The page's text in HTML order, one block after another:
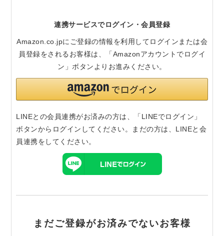
連携サービスでログイン・会員登録
Amazon.co.jpにご登録の情報を利用してログインまたは会
員登録をされるお客様は、「Amazonアカウントでログイ
ン」ボタンよりお進みください。
LINEとの会員連携がお済みの方は、「LINEでログイン」
ボタンからログインしてください。まだの方は、 LINEと会
員連携をしてください。
まだご登録がお済みでないお客様